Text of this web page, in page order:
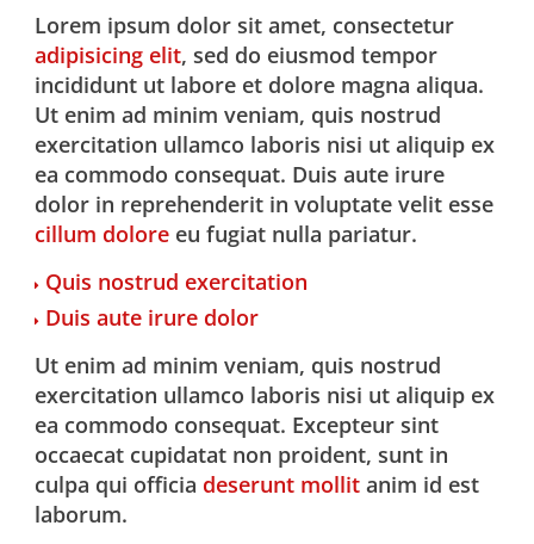
Lorem ipsum dolor sit amet, consectetur
adipisicing elit, sed do eiusmod tempor
incididunt ut labore et dolore magna aliqua.
Ut enim ad minim veniam, quis nostrud
exercitation ullamco laboris nisi ut aliquip ex
ea commodo consequat. Duis aute irure
dolor in reprehenderit in voluptate velit esse
cillum dolore eu fugiat nulla pariatur.
Quis nostrud exercitation
Duis aute irure dolor
Ut enim ad minim veniam, quis nostrud
exercitation ullamco laboris nisi ut aliquip ex
ea commodo consequat. Excepteur sint
occaecat cupidatat non proident, sunt in
culpa qui officia deserunt mollit anim id est
laborum.